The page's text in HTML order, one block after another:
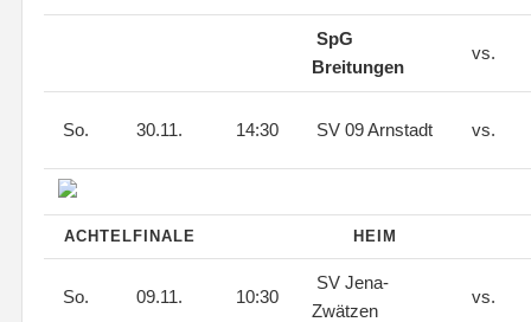
SpG
Breitungen
vs.
So. 30.11. 14:30 SV 09 Arnstadt vs.
ACHTELFINALE HEIM
So. 09.11. 10:30
SV Jena-
Zwätzen
vs.